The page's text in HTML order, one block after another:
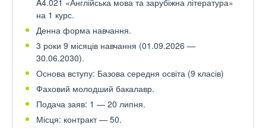
A4.021 «Англійська мова та зарубіжна література»
на 1 курс.
Денна форма навчання.
3 роки 9 місяців навчання (01.09.2026 —
30.06.2030).
Основа вступу: Базова середня освіта (9 класів)
Фаховий молодший бакалавр.
Подача заяв: 1 — 20 липня.
Місця: контракт — 50.